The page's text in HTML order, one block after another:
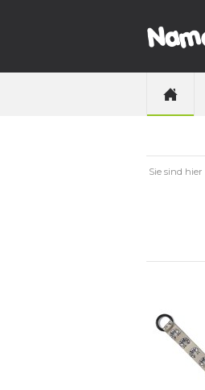
Sie sind hier